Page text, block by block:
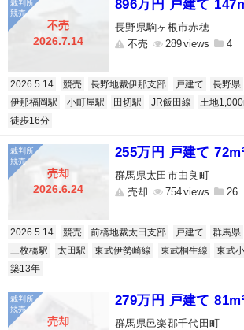
不売
2026.7.14
896万円 戸建て
長野県駒ヶ根市赤穂
不売
289 4
2026.5.14 競売 長野地裁伊那支部 戸建て 長野県
伊那福岡駅
小町屋駅 田切駅 JR飯田線 土地
徒歩16分
売却
2026.6.24
255万円 戸建て
群馬県太田市由良町
売却
754 26
2026.5.14 競売 前橋地裁太田支部 戸建て 群馬県
三枚橋駅
太田駅 東武伊勢崎線 東武桐生線 東武
築13年
売却
279万円 戸建て
群馬県邑楽郡千代田町